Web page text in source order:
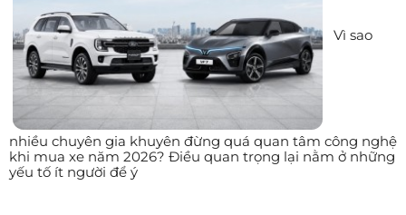
Vì sao
nhiều chuyên gia khuyên đừng quá quan tâm công nghệ
khi mua xe năm 2026? Điều quan trọng lại nằm ở những
yếu tố ít người để ý